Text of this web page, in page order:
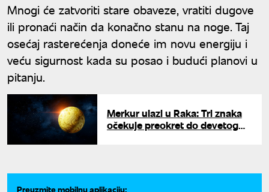
Mnogi će zatvoriti stare obaveze, vratiti dugove
ili pronaći način da konačno stanu na noge. Taj
osećaj rasterećenja doneće im novu energiju i
veću sigurnost kada su posao i budući planovi u
pitanju.
Merkur ulazi u Raka: Tri znaka
očekuje preokret do devetog
Preuzmite mobilnu aplikaciju: